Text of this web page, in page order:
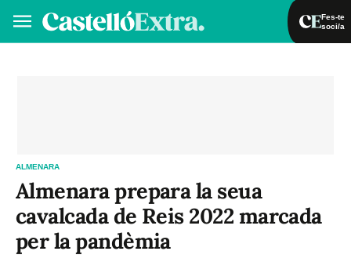
Fes-te
soci/a
ALMENARA
Almenara prepara la seua
cavalcada de Reis 2022 marcada
per la pandèmia